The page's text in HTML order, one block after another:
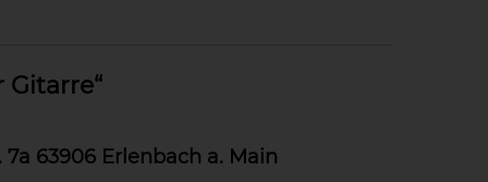
Gitarre“
63906 Erlenbach a. Main